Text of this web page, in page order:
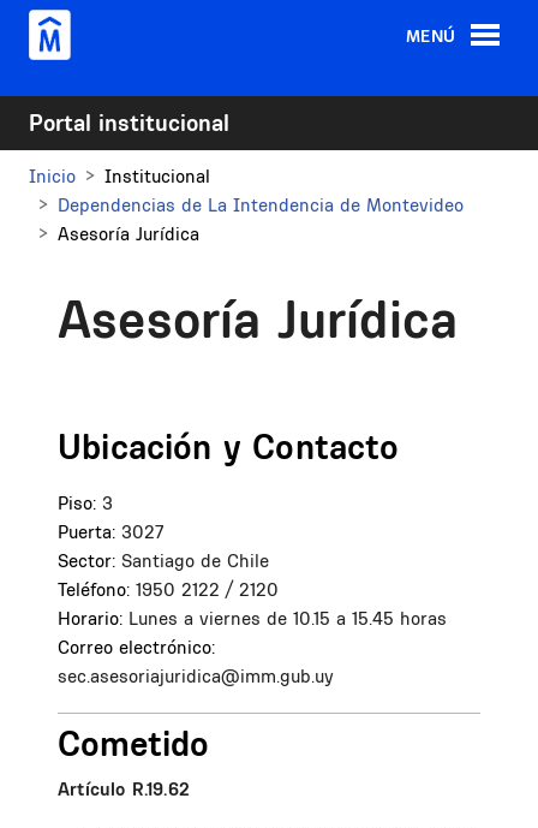
Pasar al contenido principal
MENÚ
Portal institucional
Inicio
Institucional
Dependencias de La Intendencia de Montevideo
Asesoría Jurídica
Asesoría Jurídica
Ubicación y Contacto
Piso: 3
Puerta: 3027
Sector: Santiago de Chile
Teléfono: 1950 2122 / 2120
Horario: Lunes a viernes de 10.15 a 15.45 horas
Correo electrónico:
sec.asesoriajuridica@imm.gub.uy
Cometido
Artículo R.19.62